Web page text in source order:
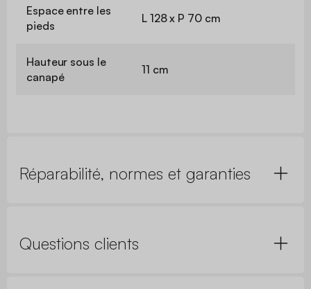
Espace entre les
pieds
L 128 x P 70 cm
Hauteur sous le
canapé
11 cm
Réparabilité, normes et garanties
Questions clients